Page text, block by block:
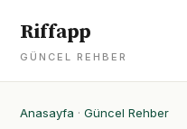
Riffapp
GÜNCEL REHBER
Anasayfa · Güncel Rehber